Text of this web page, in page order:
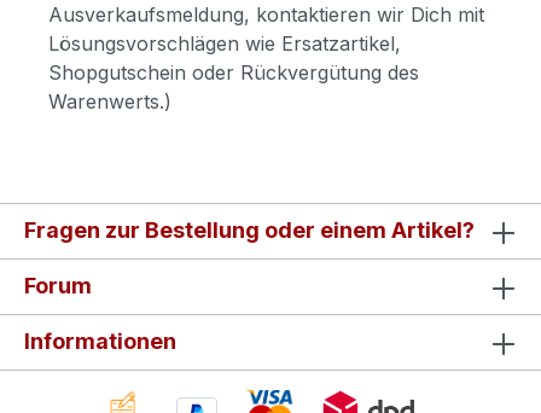
Ausverkaufsmeldung, kontaktieren wir Dich mit
Lösungsvorschlägen wie Ersatzartikel,
Shopgutschein oder Rückvergütung des
Warenwerts.)
Fragen zur Bestellung oder einem Artikel?
Forum
Informationen